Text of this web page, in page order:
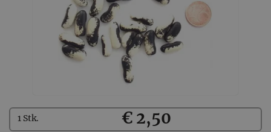
Kaufen
1 Stk. € 2,50